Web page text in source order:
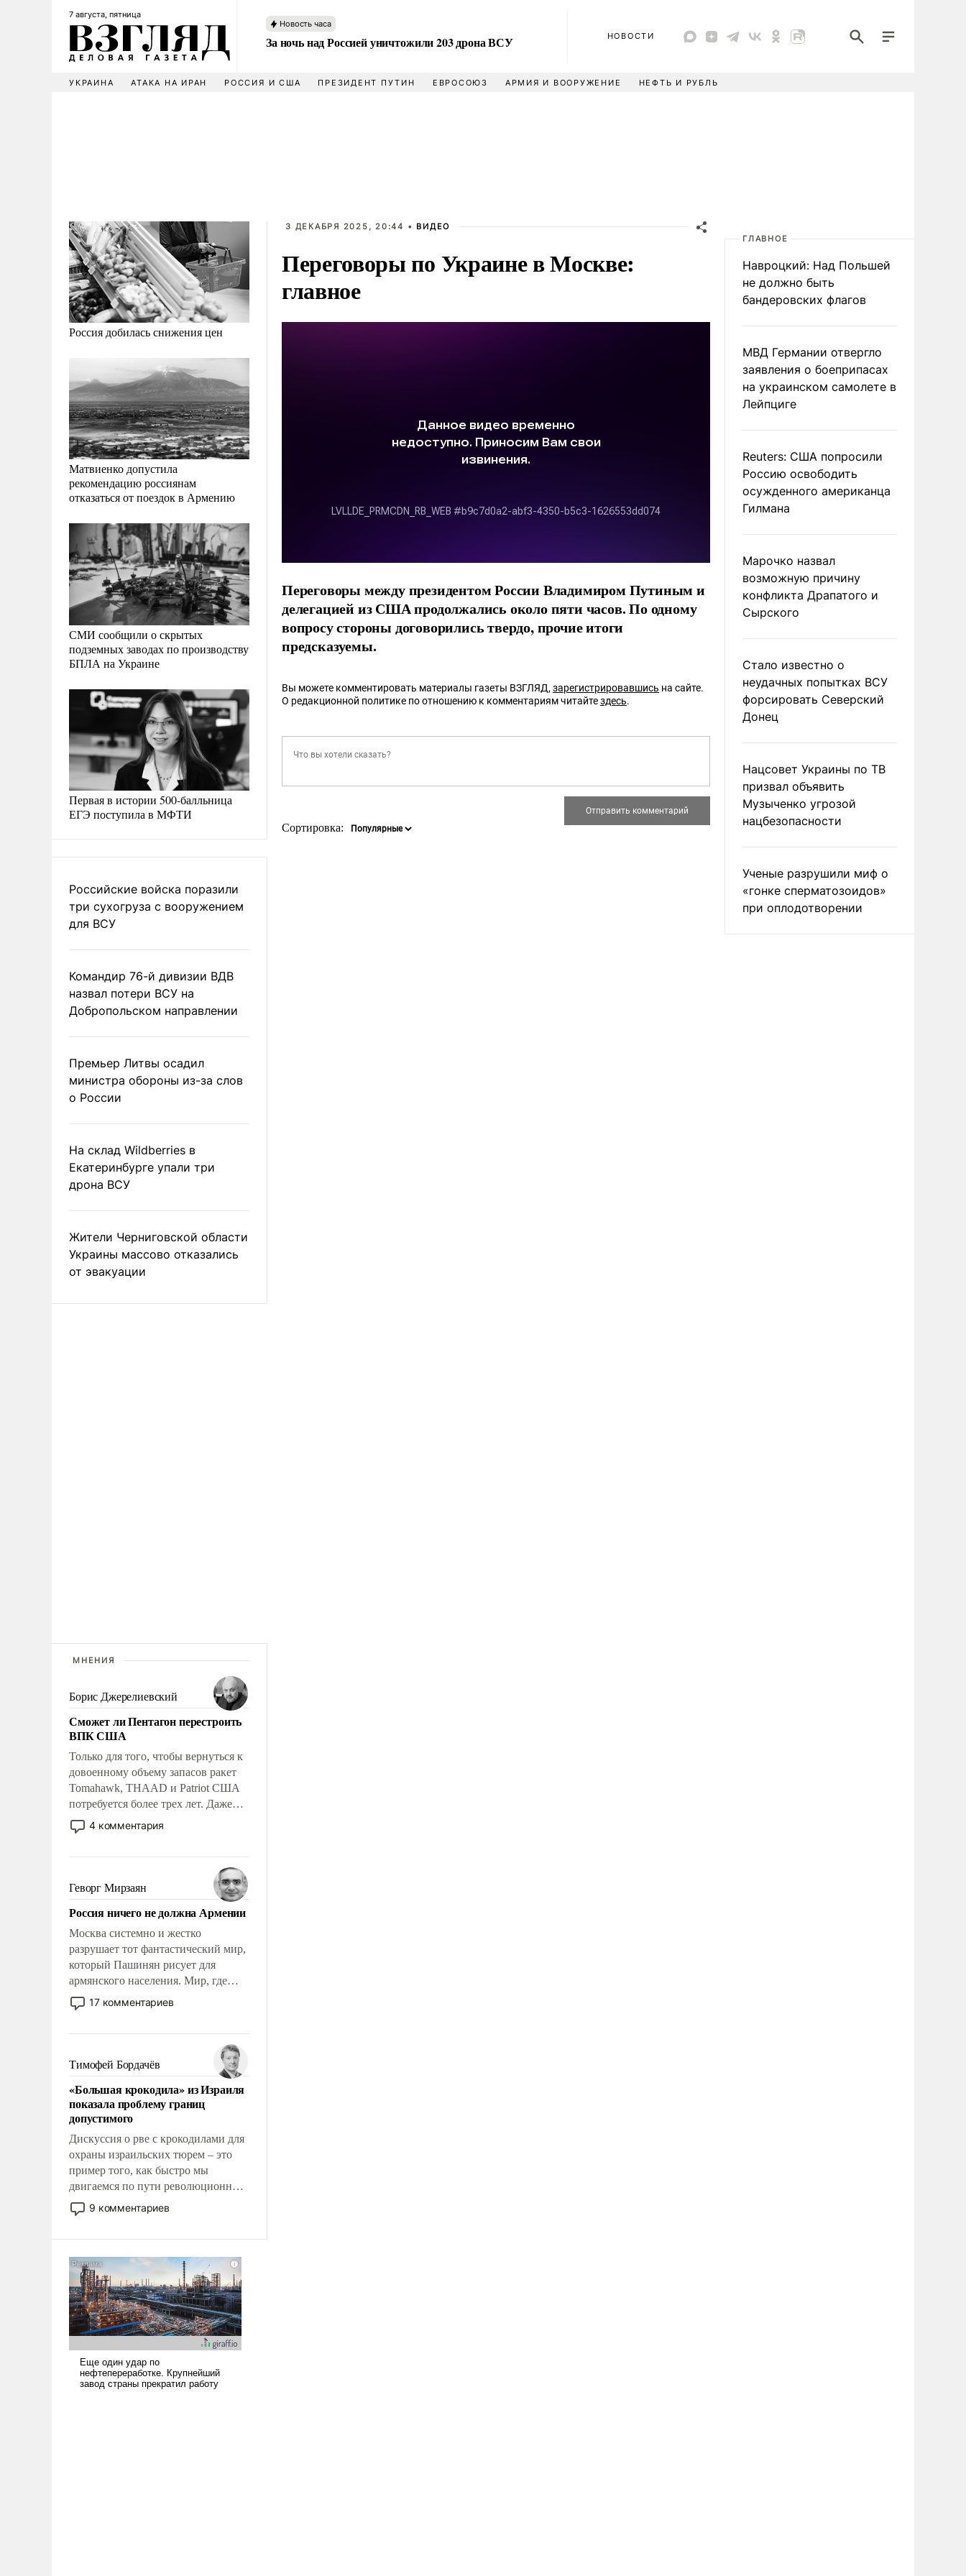
7 августа, пятница
Новость часа
За ночь над Россией уничтожили 203 дрона ВСУ НОВОСТИ
УКРАИНА АТАКА НА ИРАН РОССИЯ И США ПРЕЗИДЕНТ ПУТИН ЕВРОСОЮЗ АРМИЯ И ВООРУЖЕНИЕ НЕФТЬ И РУБЛЬ
Россия добилась снижения цен
Матвиенко допустила
рекомендацию россиянам
отказаться от поездок в Армению
СМИ сообщили о скрытых
подземных заводах по производству
БПЛА на Украине
Первая в истории 500-балльница
ЕГЭ поступила в МФТИ
Российские войска поразили
три сухогруза с вооружением
для ВСУ
Командир 76-й дивизии ВДВ
назвал потери ВСУ на
Добропольском направлении
Премьер Литвы осадил
министра обороны из-за слов
о России
На склад Wildberries в
Екатеринбурге упали три
дрона ВСУ
Жители Черниговской области
Украины массово отказались
от эвакуации
МНЕНИЯ
Борис Джерелиевский
Сможет ли Пентагон перестроить
ВПК США
Только для того, чтобы вернуться к
довоенному объему запасов ракет
Tomahawk, THAAD и Patriot США
потребуется более трех лет. Даже
небольшая война с Ираном
опустошила американские
уязвимости США, например, перед
Китаем.
4 комментария
Геворг Мирзаян
Россия ничего не должна Армении
Москва системно и жестко
разрушает тот фантастический мир,
который Пашинян рисует для
армянского населения. Мир, где
политические прожекты будут
безусловно оплачиваться за счет
где Еревану за свои поступки не
нужно отвечать.
17 комментариев
Тимофей Бордачёв
«Большая крокодила» из Израиля
показала проблему границ
допустимого
Дискуссия о рве с крокодилами для
охраны израильских тюрем – это
пример того, как быстро мы
двигаемся по пути революционных
изменений. То, что несколько лет
назад было образом для
9 комментариев
3 ДЕКАБРЯ 2025, 20:44 • ВИДЕО
Переговоры по Украине в Москве:
главное
Переговоры между президентом России Владимиром Путиным и
делегацией из США продолжались около пяти часов. По одному
вопросу стороны договорились твердо, прочие итоги
предсказуемы.
Вы можете комментировать материалы газеты ВЗГЛЯД,зарегистрировавшись на сайте.
О редакционной политике по отношению к комментариям читайтездесь.
Сортировка:
ГЛАВНОЕ
Навроцкий: Над Польшей
не должно быть
бандеровских флагов
МВД Германии отвергло
заявления о боеприпасах
на украинском самолете в
Лейпциге
Reuters: США попросили
Россию освободить
осужденного американца
Гилмана
Марочко назвал
возможную причину
конфликта Драпатого и
Сырского
Стало известно о
неудачных попытках ВСУ
форсировать Северский
Донец
Нацсовет Украины по ТВ
призвал объявить
Музыченко угрозой
нацбезопасности
Ученые разрушили миф о
«гонке сперматозоидов»
при оплодотворении